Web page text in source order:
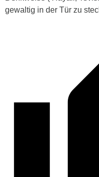
gewaltig in der Tür zu